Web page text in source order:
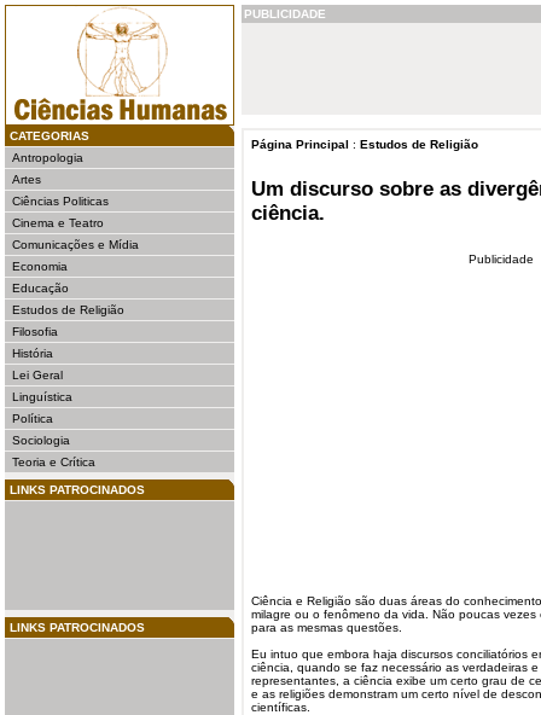
CATEGORIAS
Antropologia
Artes
Ciências Politicas
Cinema e Teatro
Comunicações e Mídia
Economia
Educação
Estudos de Religião
Filosofia
História
Lei Geral
Linguística
Política
Sociologia
Teoria e Crítica
LINKS PATROCINADOS
LINKS PATROCINADOS
PUBLICIDADE
Página Principal : Estudos de Religião
Um discurso sobre as
ciência.
Publicidade
Ciência e Religião são duas áreas do conhecimento
milagre ou o fenômeno da vida. Não poucas
para as mesmas questões.
Eu intuo que embora haja discursos conciliatórios
ciência, quando se faz necessário as verdadeiras
representantes, a ciência exibe um certo grau de
e as religiões demonstram um certo nível de
científicas.